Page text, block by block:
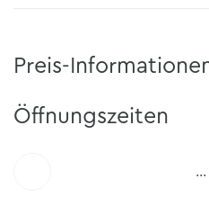
Preis-
Öffnungszeiten
…